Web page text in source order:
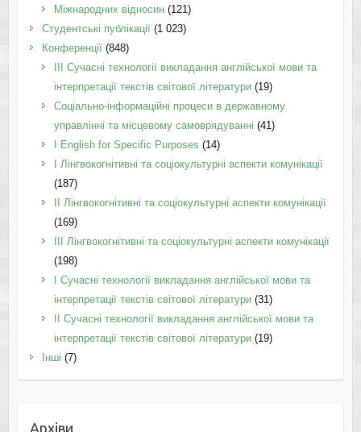
Міжнародних відносин(121)
Студентські публікації(1 023)
Конференції(848)
III Сучасні технології викладання англійської мови та
інтерпретації текстів світової літератури(19)
Соціально-інформаційні процеси в державному
управлінні та місцевому самоврядуванні (41)
І English for Specific Purposes (14)
I Лінгвокогнітивні та соціокультурні аспекти комунікації
(187)
IІ Лінгвокогнітивні та соціокультурні аспекти комунікації
(169)
IІI Лінгвокогнітивні та соціокультурні аспекти комунікації
(198)
I Cучасні технології викладання англійської мови та
інтерпретації текстів світової літератури(31)
II Cучасні технології викладання англійської мови та
інтерпретації текстів світової літератури(19)
Інші (7)
Архіви